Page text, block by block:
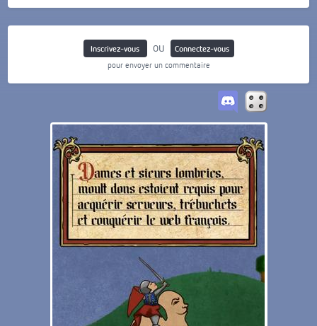
Inscrivez-vous ou
Connectez-vous
pour envoyer un commentaire